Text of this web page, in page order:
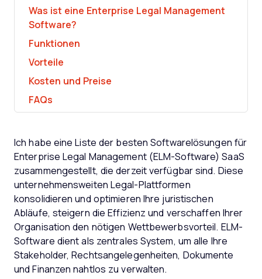
Was ist eine Enterprise Legal Management
Software?
Funktionen
Vorteile
Kosten und Preise
FAQs
Ich habe eine Liste der besten Softwarelösungen für
Enterprise Legal Management (ELM-Software) SaaS
zusammengestellt, die derzeit verfügbar sind. Diese
unternehmensweiten Legal-Plattformen
konsolidieren und optimieren Ihre juristischen
Abläufe, steigern die Effizienz und verschaffen Ihrer
Organisation den nötigen Wettbewerbsvorteil. ELM-
Software dient als zentrales System, um alle Ihre
Stakeholder, Rechtsangelegenheiten, Dokumente
und Finanzen nahtlos zu verwalten.